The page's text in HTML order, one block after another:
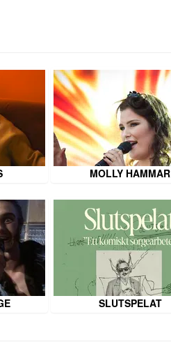
MOLLY HAMMAR
SLUTSPELAT